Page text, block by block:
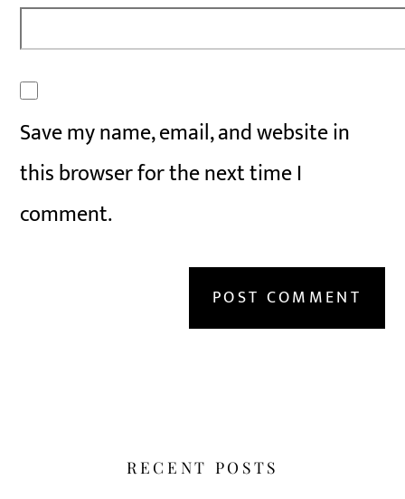
Save my name, email, and website in
this browser for the next time I
comment.
RECENT POSTS